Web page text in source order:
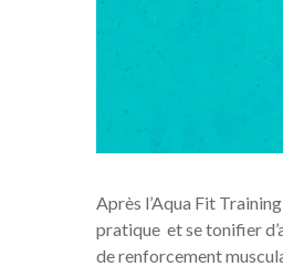
Après l’Aqua Fit
pratique et se tonifier
de renforcement